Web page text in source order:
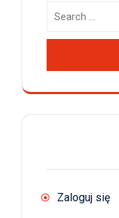
Zaloguj się